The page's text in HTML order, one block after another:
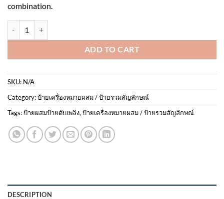
combination.
ADD TO CART
SKU: N/A
Category:ป้ายเครื่องหมายผสม / ป้ายรวมสัญลักษณ์
Tags:ป้ายผสมป้ายดับเพลิง, ป้ายเครื่องหมายผสม / ป้ายรวมสัญลักษณ์
DESCRIPTION